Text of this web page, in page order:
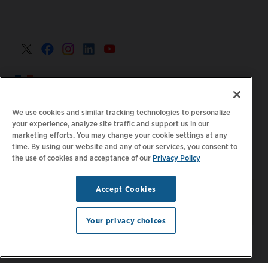
France >
Politique de confidentialité Vos choix de confidentialité
| Juridique | Relevé d'accessibilité |
Code de conduite
Gérer les
préférences d'e-mail
Tous droits réservés.
We use cookies and similar tracking technologies to personalize
your experience, analyze site traffic and support us in our
marketing efforts. You may change your cookie settings at any
time. By using our website and any of our services, you consent to
the use of cookies and acceptance of our Privacy Policy
Accept Cookies
Your privacy choices